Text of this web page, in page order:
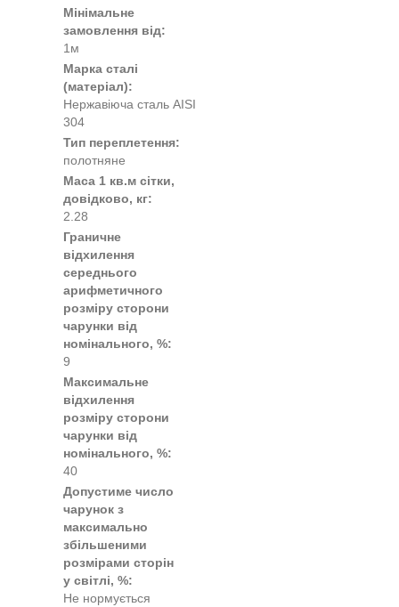
Мінімальне
замовлення від:
1м
Марка сталі
(матеріал):
Нержавіюча сталь AISI
304
Тип переплетення:
полотняне
Маса 1 кв.м сітки,
довідково, кг:
2.28
Граничне
відхилення
середнього
арифметичного
розміру сторони
чарунки від
номінального, %:
9
Максимальне
відхилення
розміру сторони
чарунки від
номінального, %:
40
Допустиме число
чарунок з
максимально
збільшеними
розмірами сторін
у світлі, %:
Не нормується